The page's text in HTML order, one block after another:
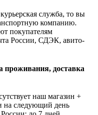
служба, то вы
компанию.
покупателям
России, СДЭК, авито-
проживания, доставка
наш магазин +
на следующий день